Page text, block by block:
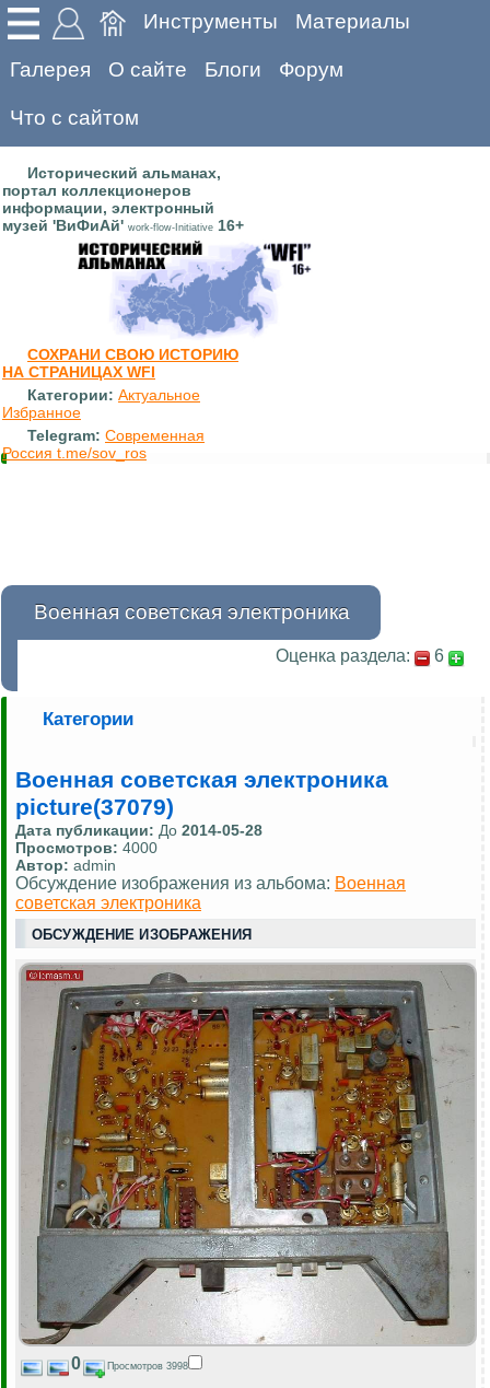
Инструменты Материалы
Галерея О сайте Блоги Форум
Что с сайтом
Исторический альманах,
портал коллекционеров
информации, электронный
музей 'ВиФиАй' work-flow-Initiative 16+
СОХРАНИ СВОЮ ИСТОРИЮ
НА СТРАНИЦАХ WFI
Категории: Актуальное
Избранное
Telegram: Современная
Россия t.me/sov_ros
Военная советская электроника
Оценка раздела: 6
Категории
Военная советская электроника
picture(37079)
Дата публикации: До 2014-05-28
Просмотров: 4000
Автор: admin
Обсуждение изображения из альбома: Военная
советская электроника
ОБСУЖДЕНИЕ ИЗОБРАЖЕНИЯ
0 Просмотров 3998